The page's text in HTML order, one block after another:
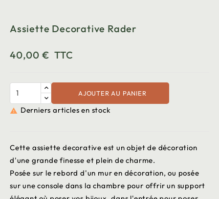
Assiette Decorative Rader
40,00 € TTC
AJOUTER AU PANIER
 Derniers articles en stock
Cette assiette decorative est un objet de décoration
d'une grande finesse et plein de charme.
Posée sur le rebord d'un mur en décoration, ou posée
sur une console dans la chambre pour offrir un support